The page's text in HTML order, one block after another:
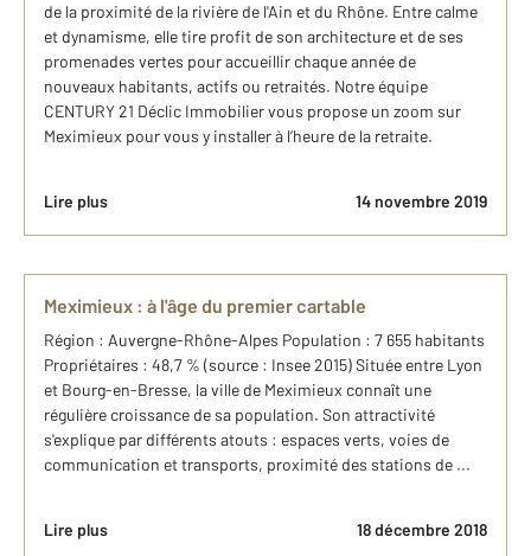
de la proximité de la rivière de l'Ain et du Rhône. Entre calme
et dynamisme, elle tire profit de son architecture et de ses
promenades vertes pour accueillir chaque année de
nouveaux habitants, actifs ou retraités. Notre équipe
CENTURY 21 Déclic Immobilier vous propose un zoom sur
Meximieux pour vous y installer à l’heure de la retraite.
Lire plus 14 novembre 2019
Meximieux : à l'âge du premier cartable
Région : Auvergne-Rhône-Alpes Population : 7 655 habitants
Propriétaires : 48,7 % (source : Insee 2015) Située entre Lyon
et Bourg-en-Bresse, la ville de Meximieux connaît une
régulière croissance de sa population. Son attractivité
s'explique par différents atouts : espaces verts, voies de
communication et transports, proximité des stations de ...
Lire plus 18 décembre 2018